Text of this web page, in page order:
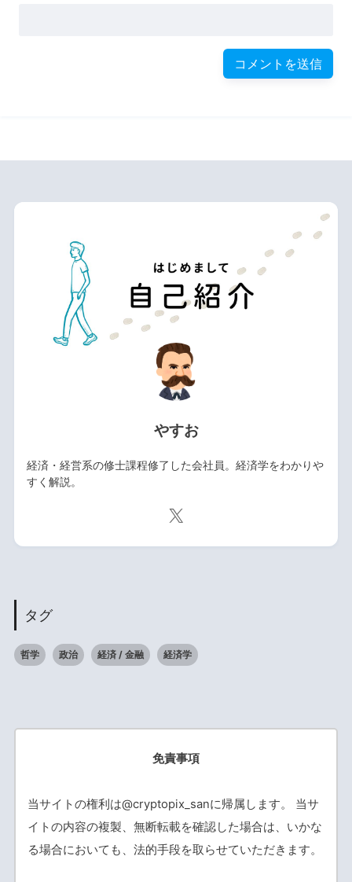
やすお
経済・経営系の修士課程修了した会社員。経済学をわかりや
すく解説。
タグ
哲学 政治 経済 / 金融 経済学
免責事項
当サイトの権利は@cryptopix_sanに帰属します。 当サ
イトの内容の複製、無断転載を確認した場合は、いかな
る場合においても、法的手段を取らせていただきます。